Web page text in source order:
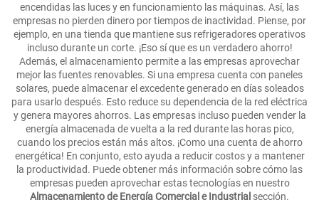
encendidas las luces y en funcionamiento las máquinas. Así, las
empresas no pierden dinero por tiempos de inactividad. Piense, por
ejemplo, en una tienda que mantiene sus refrigeradores operativos
incluso durante un corte. ¡Eso sí que es un verdadero ahorro!
Además, el almacenamiento permite a las empresas aprovechar
mejor las fuentes renovables. Si una empresa cuenta con paneles
solares, puede almacenar el excedente generado en días soleados
para usarlo después. Esto reduce su dependencia de la red eléctrica
y genera mayores ahorros. Las empresas incluso pueden vender la
energía almacenada de vuelta a la red durante las horas pico,
cuando los precios están más altos. ¡Como una cuenta de ahorro
energética! En conjunto, esto ayuda a reducir costos y a mantener
la productividad. Puede obtener más información sobre cómo las
empresas pueden aprovechar estas tecnologías en nuestro
Almacenamiento de Energía Comercial e Industrial sección.